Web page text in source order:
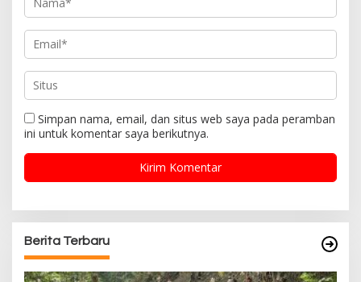
Simpan nama, email, dan situs web saya pada peramban
ini untuk komentar saya berikutnya.
Berita Terbaru